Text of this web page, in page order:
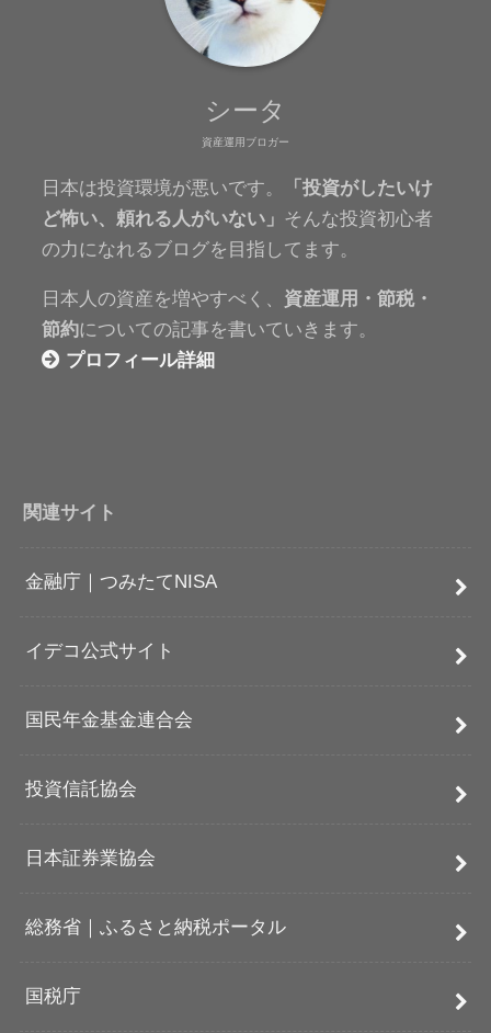
シータ
資産運用ブロガー
日本は投資環境が悪いです。
「投資がしたいけ
ど怖い、頼れる人がいない」 そんな投資初心者
の力になれるブログを目指してます。
日本人の資産を増やすべく、 資産運用・節税・
節約についての記事を書いていきます。
プロフィール詳細
関連サイト
金融庁｜つみたてNISA
イデコ公式サイト
国民年金基金連合会
投資信託協会
日本証券業協会
総務省｜ふるさと納税ポータル
国税庁